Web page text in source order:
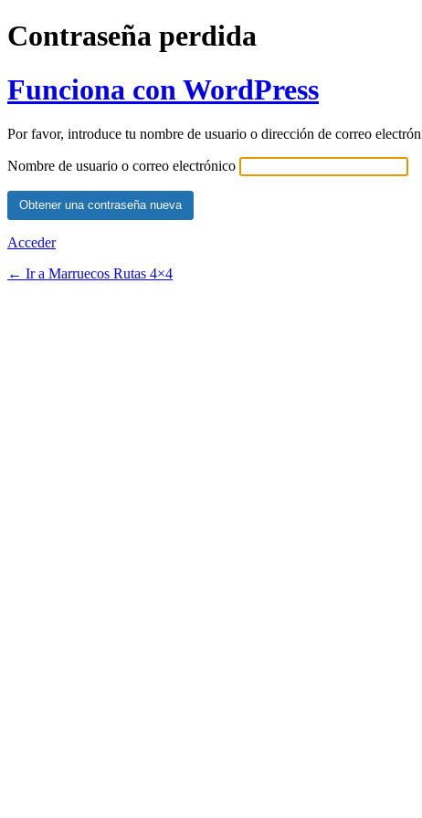
Contraseña perdida
Funciona con WordPress
Por favor, introduce tu nombre de usuario o dirección de correo
Nombre de usuario o correo electrónico
Acceder
← Ir a Marruecos Rutas 4×4